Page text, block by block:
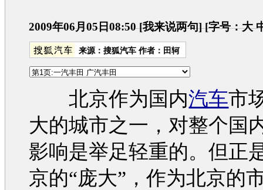
2009年06月05日08:50 [我来说两句] [字号：大
来源：搜狐汽车 作者：田轲
北京作为国内汽车市
大的城市之一，对整个国
影响是举足轻重的。但正
京的“庞大”，作为北京的